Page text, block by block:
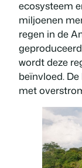
ecosysteem
miljoenen
regen in de
wordt deze
beïnvloed.
met